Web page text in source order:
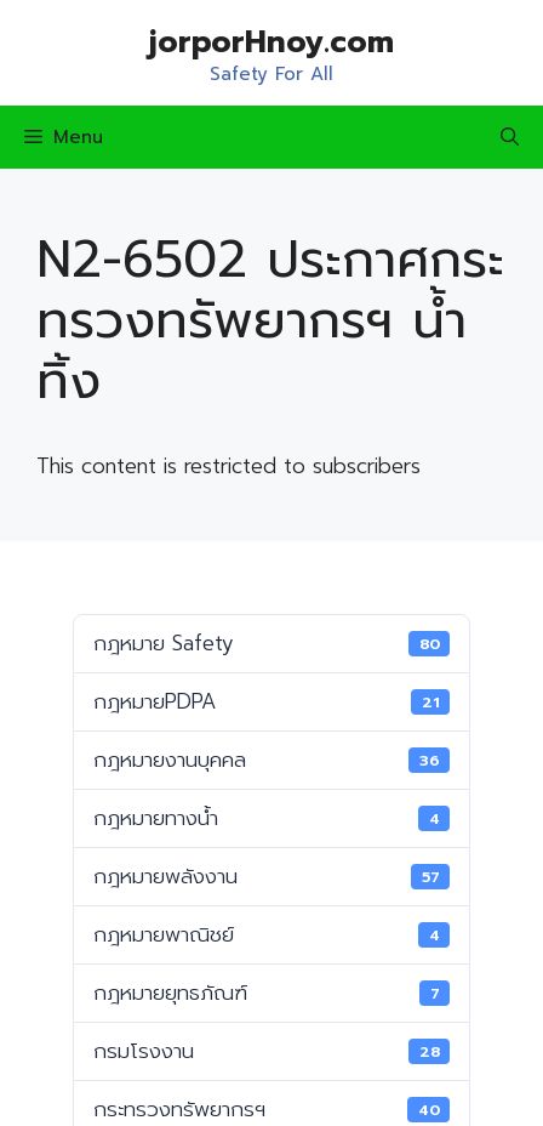
jorporHnoy.com
Safety For All
Menu
N2-6502 ประกาศกระ
ทรวงทรัพยากรฯ น้ำ
ทิ้ง
This content is restricted to subscribers
กฎหมาย Safety 80
กฎหมายPDPA 21
กฎหมายงานบุคคล 36
กฎหมายทางน้ำ 4
กฎหมายพลังงาน 57
กฎหมายพาณิชย์ 4
กฎหมายยุทธภัณฑ์ 7
กรมโรงงาน 28
กระทรวงทรัพยากรฯ 40